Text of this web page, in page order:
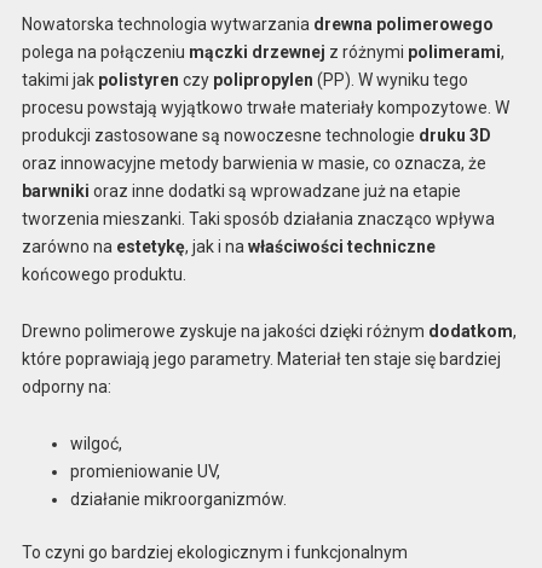
Nowatorska technologia wytwarzania drewna polimerowego
polega na połączeniu mączki drzewnej z różnymi polimerami,
takimi jak polistyren czy polipropylen (PP). W wyniku tego
procesu powstają wyjątkowo trwałe materiały kompozytowe. W
produkcji zastosowane są nowoczesne technologie druku 3D
oraz innowacyjne metody barwienia w masie, co oznacza, że
barwniki oraz inne dodatki są wprowadzane już na etapie
tworzenia mieszanki. Taki sposób działania znacząco wpływa
zarówno na estetykę, jak i na właściwości techniczne
końcowego produktu.
Drewno polimerowe zyskuje na jakości dzięki różnym dodatkom,
które poprawiają jego parametry. Materiał ten staje się bardziej
odporny na:
wilgoć,
promieniowanie UV,
działanie mikroorganizmów.
To czyni go bardziej ekologicznym i funkcjonalnym